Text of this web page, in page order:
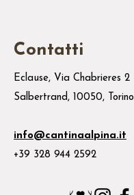
Contatti
Eclause, Via Chabrieres 2
Salbertrand, 10050, Torino
info@cantinaalpina.it
+39 328 944 2592